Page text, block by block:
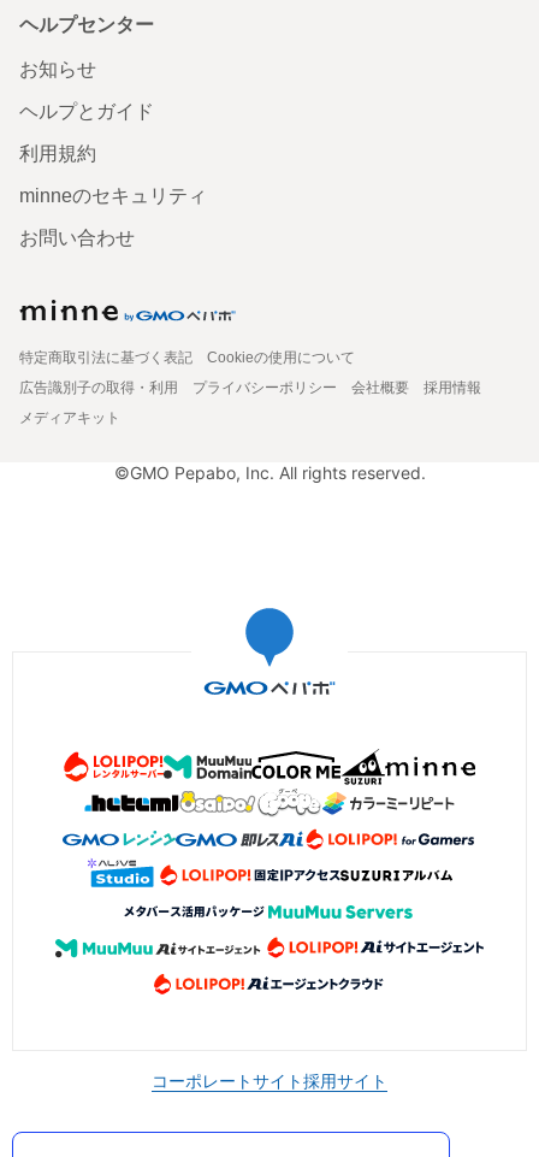
ヘルプセンター
お知らせ
ヘルプとガイド
利用規約
minneのセキュリティ
お問い合わせ
特定商取引法に基づく表記
Cookieの使用について
広告識別子の取得・利用
プライバシーポリシー 会社概要
採用情報
メディアキット
©GMO Pepabo, Inc. All rights reserved.
コーポレートサイト採用サイト